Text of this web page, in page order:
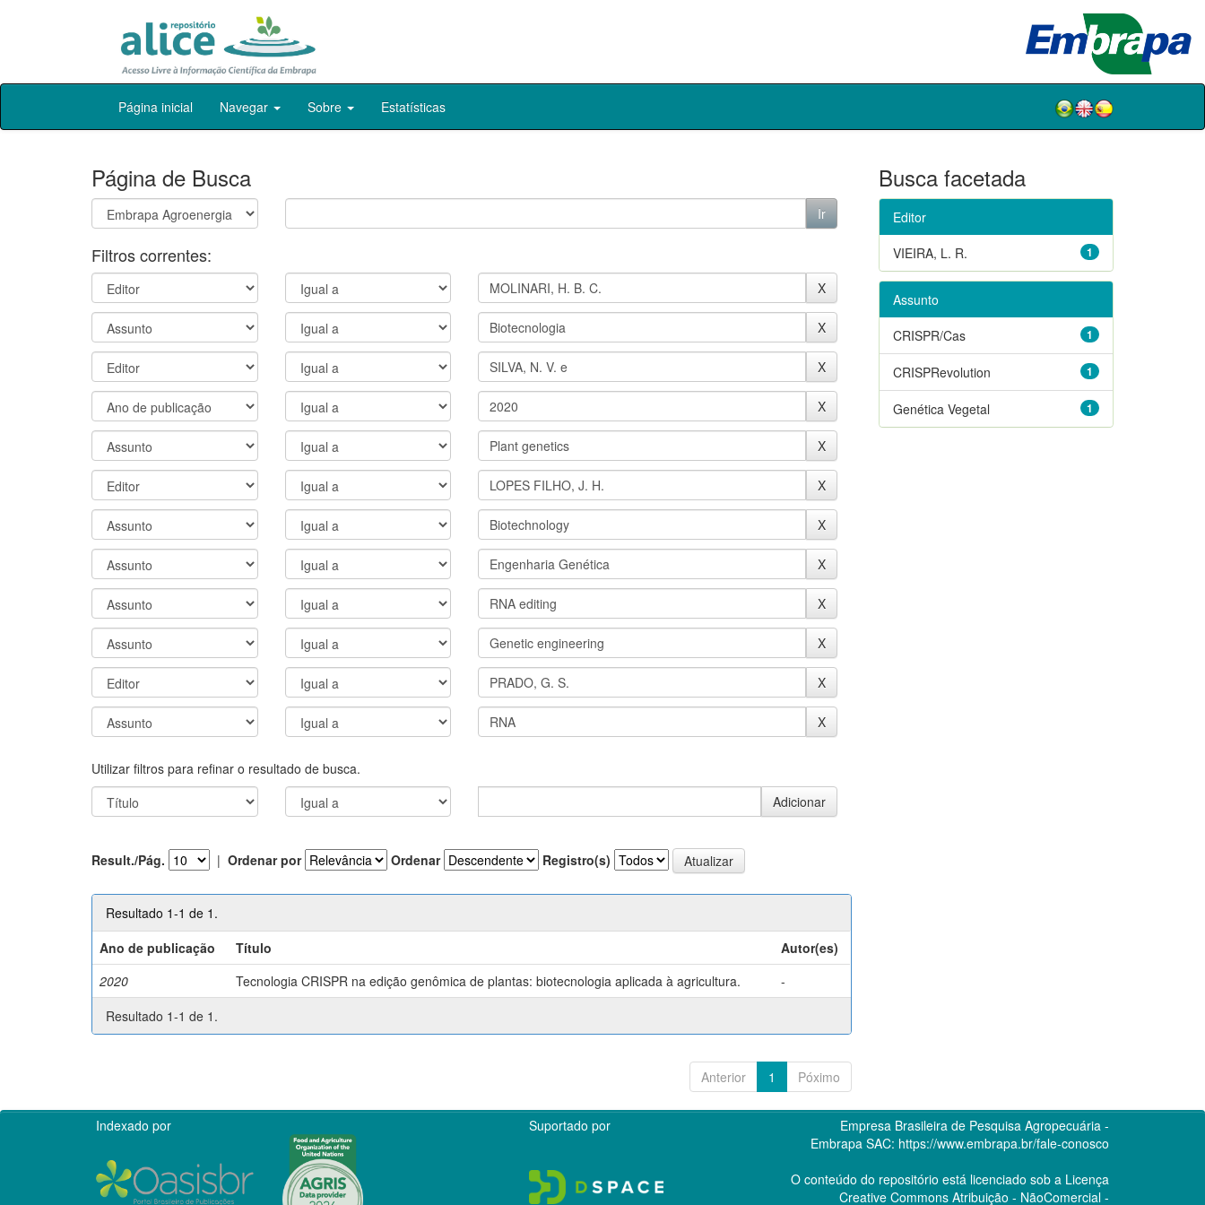
Skip
Página inicial Navegar Sobre Estatísticas
Página de Busca
Filtros correntes:
Utilizar filtros para refinar o resultado de busca.
Result./Pág. | Ordenar por Ordenar Registro(s)
Resultado 1-1 de 1.
Ano de publicação
Título
Autor(es)
2020
Tecnologia CRISPR na edição genômica de plantas: biotecnologia aplicada à agricultura.
-
Resultado 1-1 de 1.
Anterior 1 Póximo
Busca facetada
Editor
1
VIEIRA, L. R.
Assunto
1
CRISPR/Cas
1
CRISPRevolution
1
Genética Vegetal
Indexado por Suportado por
Empresa Brasileira de Pesquisa Agropecuária -
Embrapa SAC: https://www.embrapa.br/fale-conosco
O conteúdo do repositório está licenciado sob a Licença
Creative CommonsAtribuição - NãoComercial -